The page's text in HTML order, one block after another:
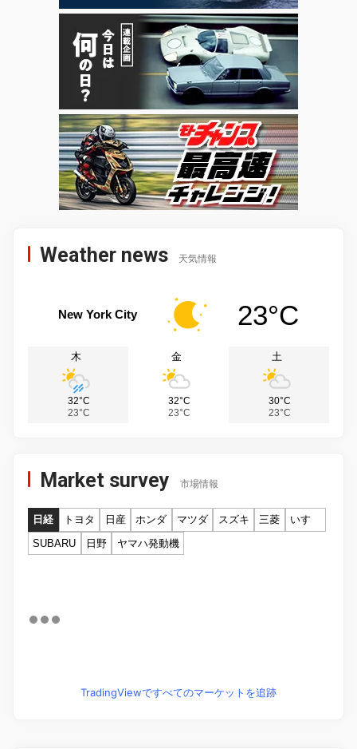
Weather news 天気情報
New York City 23°C
木
32°C
23°C
金
32°C
23°C
土
30°C
23°C
Market survey 市場情報
日経 トヨタ 日産 ホンダ マツダ スズキ 三菱
いすゞ
SUBARU
日野 ヤマハ発動機
TradingViewですべてのマーケットを追跡